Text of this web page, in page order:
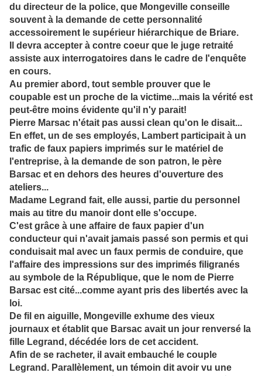
du directeur de la police, que Mongeville conseille
souvent à la demande de cette personnalité
accessoirement le supérieur hiérarchique de Briare.
Il devra accepter à contre coeur que le juge retraité
assiste aux interrogatoires dans le cadre de l'enquête
en cours.
Au premier abord, tout semble prouver que le
coupable est un proche de la victime...mais la vérité est
peut-être moins évidente qu'il n'y parait!
Pierre Marsac n'était pas aussi clean qu'on le disait...
En effet, un de ses employés, Lambert participait à un
trafic de faux papiers imprimés sur le matériel de
l'entreprise, à la demande de son patron, le père
Barsac et en dehors des heures d'ouverture des
ateliers...
Madame Legrand fait, elle aussi, partie du personnel
mais au titre du manoir dont elle s'occupe.
C'est grâce à une affaire de faux papier d'un
conducteur qui n'avait jamais passé son permis et qui
conduisait mal avec un faux permis de conduire, que
l'affaire des impressions sur des imprimés filigranés
au symbole de la République, que le nom de Pierre
Barsac est cité...comme ayant pris des libertés avec la
loi.
De fil en aiguille, Mongeville exhume des vieux
journaux et établit que Barsac avait un jour renversé la
fille Legrand, décédée lors de cet accident.
Afin de se racheter, il avait embauché le couple
Legrand. Parallèlement, un témoin dit avoir vu une